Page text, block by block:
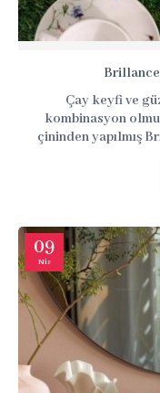
Çay keyfi ve
kombinasyon
çininden yapılmış
09
Nis